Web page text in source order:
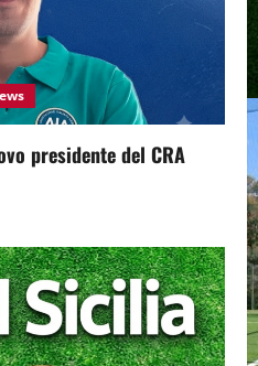
presidente del CRA